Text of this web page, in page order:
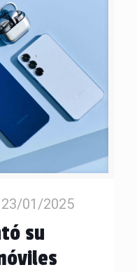
23/01/2025
su